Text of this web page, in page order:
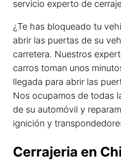
servicio experto de
¿Te has bloqueado tu
abrir las puertas de su
carretera. Nuestros
carros toman unos
llegada para abrir las
Nos ocupamos de todas
de su automóvil y
ignición y
Cerrajeria en